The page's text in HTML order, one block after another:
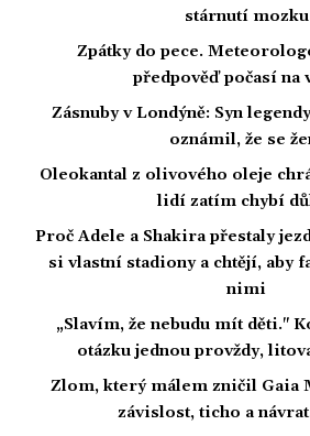
stárnutí mozku
Zpátky do pece.
předpověď počasí na
Zásnuby v Londýně: Syn
oznámil, že se
Oleokantal z olivového oleje
lidí zatím chybí
Proč Adele a Shakira přestaly
si vlastní stadiony a chtějí, aby
nimi
„Slavím, že nebudu mít děti."
otázku jednou provždy,
Zlom, který málem zničil Gaia
závislost, ticho a